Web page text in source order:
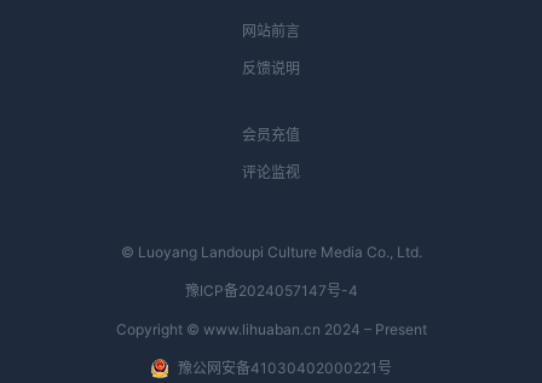
网站前言
反馈说明
会员充值
评论监视
© Luoyang Landoupi Culture Media Co., Ltd.
豫ICP备2024057147号-4
Copyright © www.lihuaban.cn 2024 – Present
豫公网安备41030402000221号